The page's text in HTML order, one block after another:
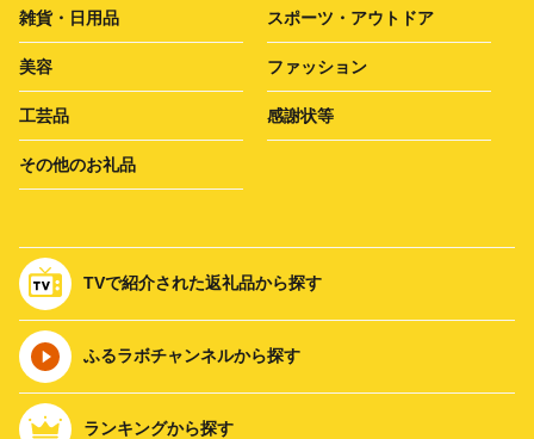
雑貨・日用品 スポーツ・アウトドア
美容 ファッション
工芸品 感謝状等
その他のお礼品
TVで紹介された返礼品から探す
ふるラボチャンネルから探す
ランキングから探す